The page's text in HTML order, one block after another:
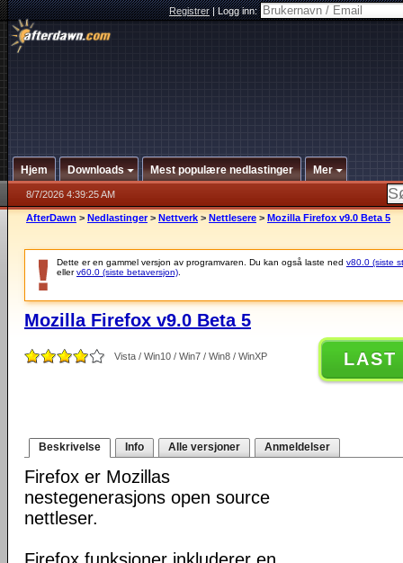
Registrer|Logg inn:
Hjem Downloads Mest populære nedlastinger Mer
8/7/2026 4:39:25 AM
AfterDawn > Nedlastinger > Nettverk > Nettlesere > Mozilla Firefox v9.0 Beta 5
Dette er en gammel versjon av programvaren. Du kan også laste ned v80.0 (siste
ellerv60.0 (siste betaversjon)
Mozilla Firefox v9.0 Beta 5
Vista / Win10 / Win7 / Win8 / WinXP LAST
Beskrivelse Info Alle versjoner Anmeldelser
Firefox er Mozillas
nestegenerasjons open source
nettleser.